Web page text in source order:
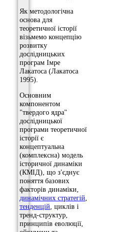
Як методологічна
основа для
теоретичної історії
візьмемо концепцію
розвитку
дослідницьких
програм Імре
Лакатоса (Лакатоса
1995).
Основним
компонентом
"твердого ядра"
дослідницької
програми теоретичної
історії є
концептуальна
(комплексна) модель
історичної динаміки
(КМІД), що з'єднує
поняття базових
факторів динаміки,
динамічних стратегій,
тенденцій, циклів і
тренд-структур,
принципів еволюції,